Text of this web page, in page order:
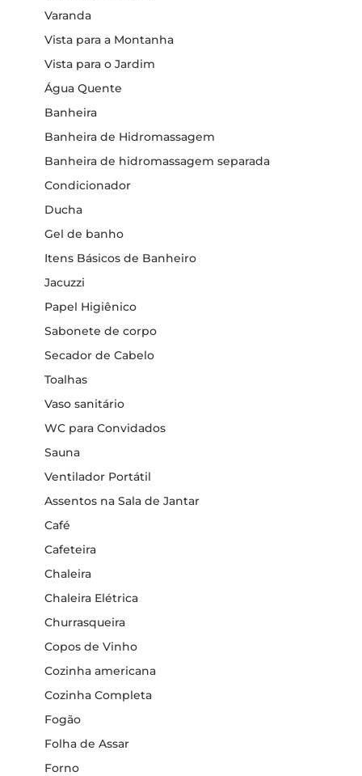
Varanda
Vista para a Montanha
Vista para o Jardim
Água Quente
Banheira
Banheira de Hidromassagem
Banheira de hidromassagem separada
Condicionador
Ducha
Gel de banho
Itens Básicos de Banheiro
Jacuzzi
Papel Higiênico
Sabonete de corpo
Secador de Cabelo
Toalhas
Vaso sanitário
WC para Convidados
Sauna
Ventilador Portátil
Assentos na Sala de Jantar
Café
Cafeteira
Chaleira
Chaleira Elétrica
Churrasqueira
Copos de Vinho
Cozinha americana
Cozinha Completa
Fogão
Folha de Assar
Forno